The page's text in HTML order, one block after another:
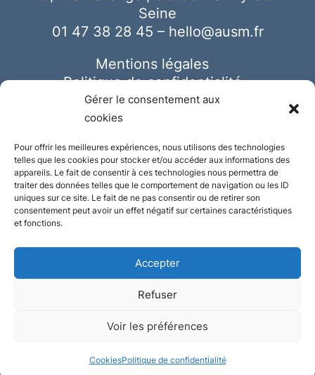
Gérer le consentement aux
cookies
Pour offrir les meilleures expériences, nous utilisons des technologies
telles que les cookies pour stocker et/ou accéder aux informations des
appareils. Le fait de consentir à ces technologies nous permettra de
traiter des données telles que le comportement de navigation ou les ID
uniques sur ce site. Le fait de ne pas consentir ou de retirer son
consentement peut avoir un effet négatif sur certaines caractéristiques
et fonctions.
Accepter
Refuser
Voir les préférences
CookiesPolitique de confidentialité
Seine
01 47 38 28 45 – hello@ausm.fr
Mentions légales
Politique de confidentialité
Cookies
Conception et réalisation :Plate